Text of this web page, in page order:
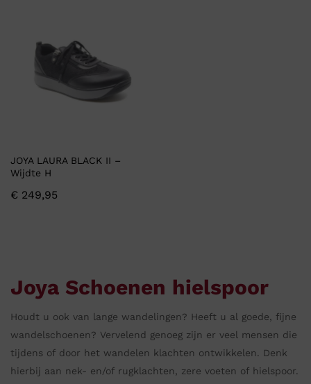
JOYA LAURA BLACK II –
Wijdte H
€ 249,95
Joya Schoenen hielspoor
Houdt u ook van lange wandelingen? Heeft u al goede, fijne
wandelschoenen? Vervelend genoeg zijn er veel mensen die
tijdens of door het wandelen klachten ontwikkelen. Denk
hierbij aan nek- en/of rugklachten, zere voeten of hielspoor.